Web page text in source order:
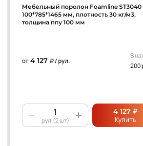
Мебельный поролон Foamline ST3040
100*785*1465 мм, плотность 30 кг/м3,
толщина ппу 100 мм
от 4 127 ₽ / рул.
В
200
рул.(2 шт)
4 127 ₽
Купить